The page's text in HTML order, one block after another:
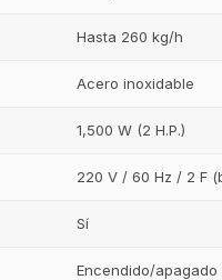
Hasta 260 kg/h
Acero inoxidable
1,500 W (2 H.P.)
220 V / 60 Hz / 2 F
Sí
Encendido/apagado